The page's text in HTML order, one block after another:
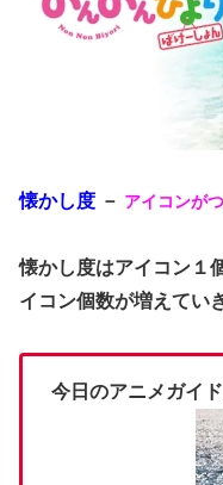
懐かし度 － アイコンが
懐かし度はアイコン１
イコン個数が増えてい
今日のアニメガイ